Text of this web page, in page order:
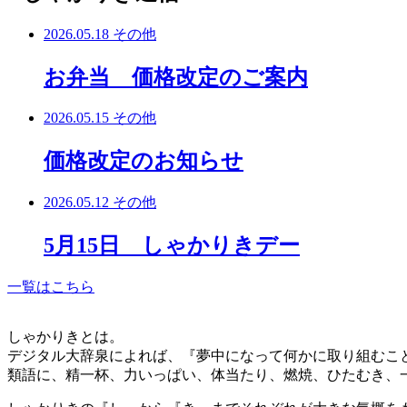
2026.05.18 その他
お弁当 価格改定のご案内
2026.05.15 その他
価格改定のお知らせ
2026.05.12 その他
5月15日 しゃかりきデー
一覧はこちら
しゃかりきとは。
デジタル大辞泉によれば、『夢中になって何かに取り組むこ
類語に、精一杯、力いっぱい、体当たり、燃焼、ひたむき、